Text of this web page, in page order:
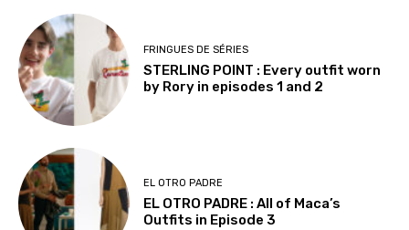
FRINGUES DE SÉRIES
STERLING POINT : Every outfit worn
by Rory in episodes 1 and 2
EL OTRO PADRE
EL OTRO PADRE : All of Maca’s
Outfits in Episode 3